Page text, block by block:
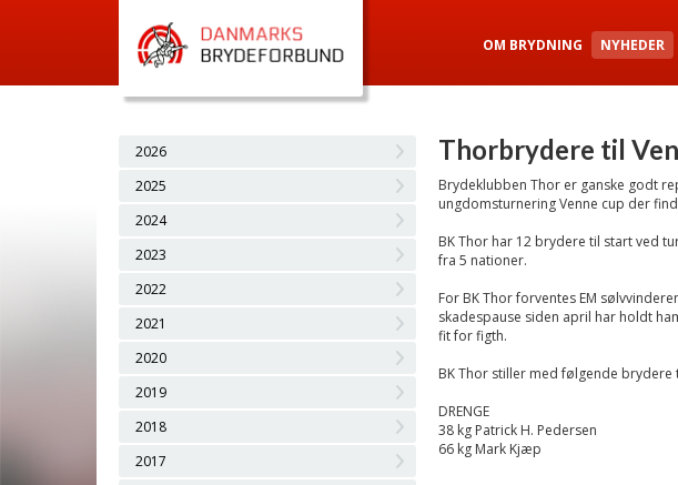
OM BRYDNING NYHEDER
2026
2025
2024
2023
2022
2021
2020
2019
2018
2017
Thorbrydere til
Brydeklubben Thor er ganske godt
ungdomsturnering Venne cup der
BK Thor har 12 brydere til start ved
fra 5 nationer.
For BK Thor forventes EM
skadespause siden april har holdt
fit for figth.
BK Thor stiller med følgende brydere
DRENGE
38 kg Patrick H. Pedersen
66 kg Mark Kjæp